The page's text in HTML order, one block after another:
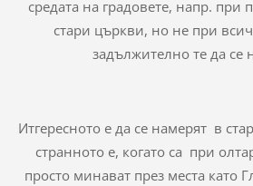
средата на градовете, напр.
стари църкви, но не при
задължително те да се
Итгересното е да се намерят в
странното е, когато са при
просто минават през места като